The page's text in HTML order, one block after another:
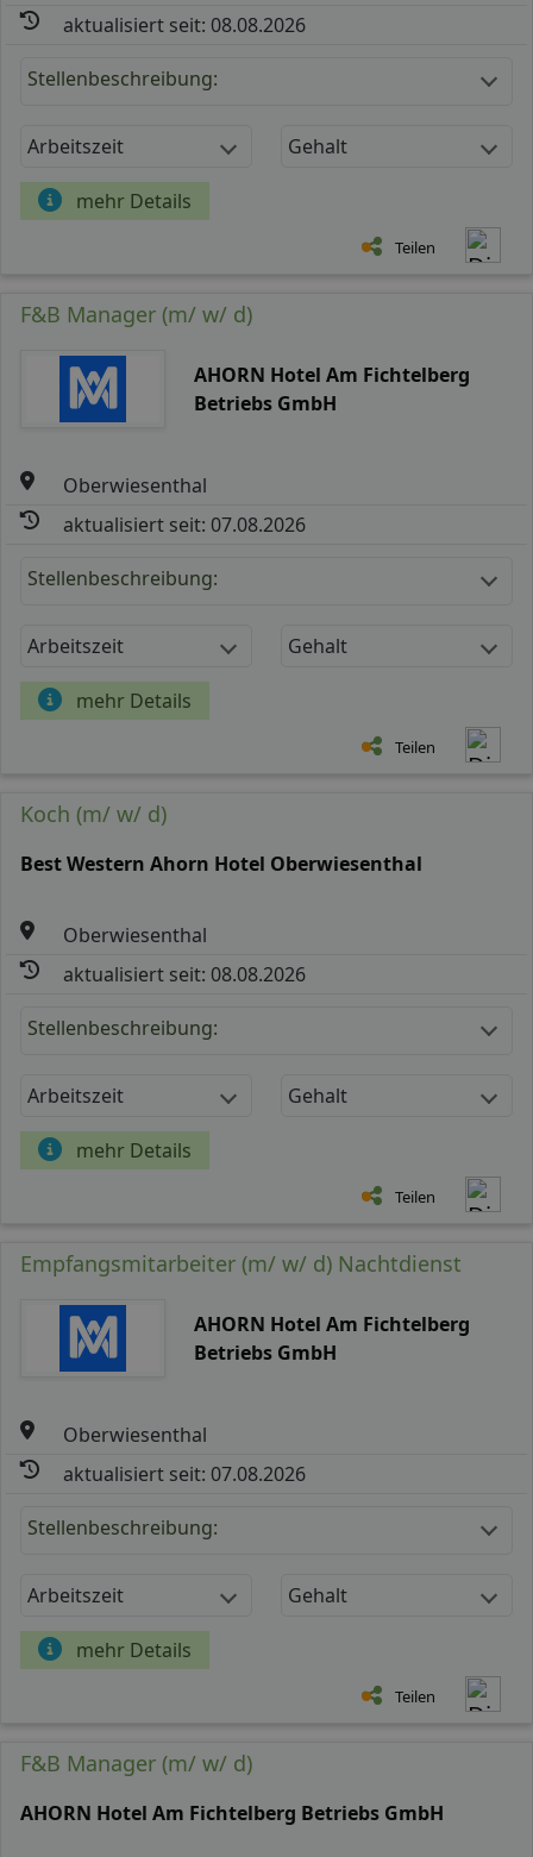
aktualisiert seit: 08.08.2026
Stellenbeschreibung:
Arbeitszeit Gehalt
mehr Details
Teilen
F&B Manager (m/ w/ d)
AHORN Hotel Am Fichtelberg
Betriebs GmbH
Oberwiesenthal
aktualisiert seit: 07.08.2026
Stellenbeschreibung:
Arbeitszeit Gehalt
mehr Details
Teilen
Koch (m/ w/ d)
Best Western Ahorn Hotel Oberwiesenthal
Oberwiesenthal
aktualisiert seit: 08.08.2026
Stellenbeschreibung:
Arbeitszeit Gehalt
mehr Details
Teilen
Empfangsmitarbeiter (m/ w/ d) Nachtdienst
AHORN Hotel Am Fichtelberg
Betriebs GmbH
Oberwiesenthal
aktualisiert seit: 07.08.2026
Stellenbeschreibung:
Arbeitszeit Gehalt
mehr Details
Teilen
F&B Manager (m/ w/ d)
AHORN Hotel Am Fichtelberg Betriebs GmbH